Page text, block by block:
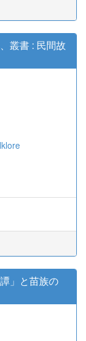
叢書 : 民間故
」と苗族の